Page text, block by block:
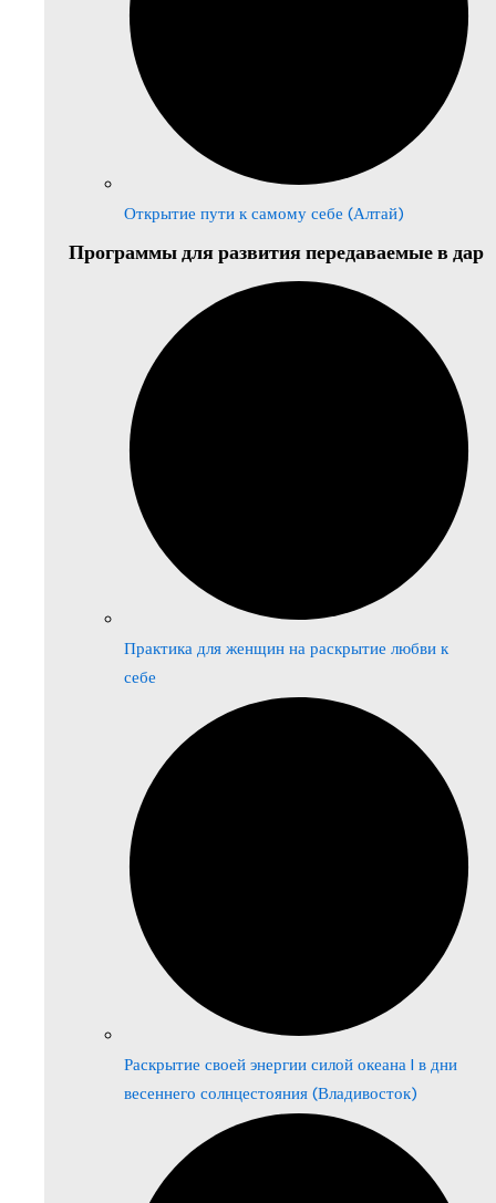
Открытие пути к самому себе (Алтай)
Программы для развития передаваемые в дар
Практика для женщин на раскрытие любви к
себе
Раскрытие своей энергии силой океана | в дни
весеннего солнцестояния (Владивосток)